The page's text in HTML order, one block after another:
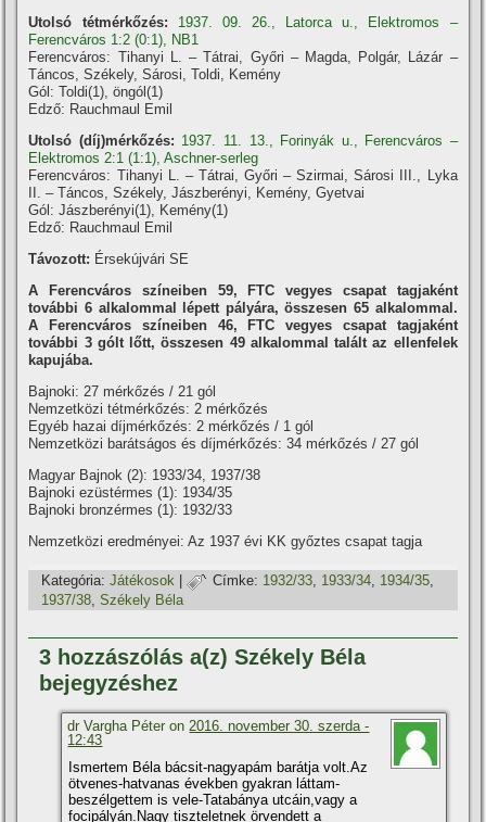
Utolsó tétmérkőzés:
1937. 09. 26., Latorca u., Elektromos –
Ferencváros 1:2 (0:1), NB1
Ferencváros: Tihanyi L. – Tátrai, Győri – Magda, Polgár, Lázár –
Táncos, Székely, Sárosi, Toldi, Kemény
Gól: Toldi(1), öngól(1)
Edző: Rauchmaul Emil
Utolsó (díj)mérkőzés: 1937. 11. 13., Forinyák u., Ferencváros –
Elektromos 2:1 (1:1), Aschner-serleg
Ferencváros: Tihanyi L. – Tátrai, Győri – Szirmai, Sárosi III., Lyka
II. – Táncos, Székely, Jászberényi, Kemény, Gyetvai
Gól: Jászberényi(1), Kemény(1)
Edző: Rauchmaul Emil
Távozott: Érsekújvári SE
A Ferencváros szí­neiben 59, FTC vegyes csapat tagjaként
további 6 alkalommal lépett pályára, összesen 65 alkalommal.
A Ferencváros szí­neiben 46, FTC vegyes csapat tagjaként
további 3 gólt lőtt, összesen 49 alkalommal talált az ellenfelek
kapujába.
Bajnoki: 27 mérkőzés / 21 gól
Nemzetközi tétmérkőzés: 2 mérkőzés
Egyéb hazai dí­jmérkőzés: 2 mérkőzés / 1 gól
Nemzetközi barátságos és dí­jmérkőzés: 34 mérkőzés / 27 gól
Magyar Bajnok (2): 1933/34, 1937/38
Bajnoki ezüstérmes (1): 1934/35
Bajnoki bronzérmes (1): 1932/33
Nemzetközi eredményei: Az 1937 évi KK győztes csapat tagja
Kategória: Játékosok | Címke: 1932/33, 1933/34, 1934/35,
1937/38,Székely Béla
3 hozzászólás a(z) Székely Béla
bejegyzéshez
dr Vargha Péter on2016. november 30. szerda -
12:43
Ismertem Béla bácsit-nagyapám barátja volt.Az
ötvenes-hatvanas években gyakran láttam-
beszélgettem is vele-Tatabánya utcáin,vagy a
focipályán.Nagy tiszteletnek örvendett a